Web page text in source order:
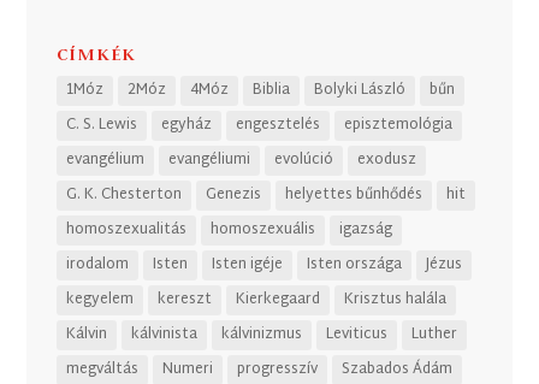
CÍMKÉK
1Móz 2Móz 4Móz Biblia Bolyki László
bűn
C. S. Lewis
egyház engesztelés
episztemológia
evangélium
evangéliumi evolúció
exodusz
G. K. Chesterton
Genezis helyettes bűnhődés
hit
homoszexualitás
homoszexuális
igazság
irodalom
Isten Isten igéje Isten országa
Jézus
kegyelem
kereszt Kierkegaard
Krisztus halála
Kálvin
kálvinista kálvinizmus Leviticus
Luther
megváltás
Numeri progresszív Szabados Ádám